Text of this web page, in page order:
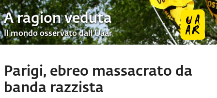
A ragion veduta
Il mondo osservato dall’Uaar
Parigi, ebreo massacrato da
banda razzista